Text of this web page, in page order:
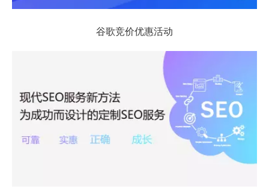
谷歌竞价优惠活动